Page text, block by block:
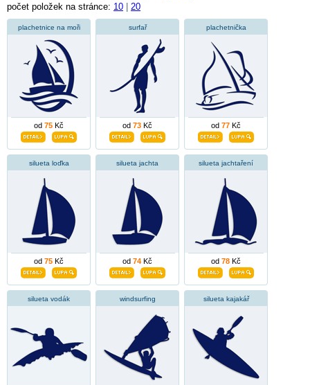
počet položek na stránce: 10 20
plachetnice na moři
od 75 Kč
surfař
od 73 Kč
plachetnička
od 77 Kč
silueta loďka
od 75 Kč
silueta jachta
od 74 Kč
silueta jachtaření
od 78 Kč
silueta vodák windsurfing silueta kajakář